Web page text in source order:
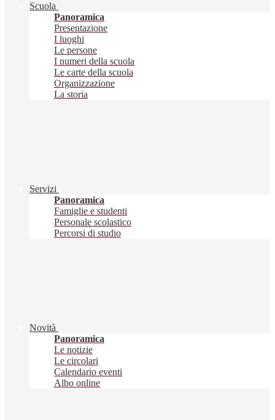
Scuola
Panoramica
Presentazione
I luoghi
Le persone
I numeri della scuola
Le carte della scuola
Organizzazione
La storia
Servizi
Panoramica
Famiglie e studenti
Personale scolastico
Percorsi di studio
Novità
Panoramica
Le notizie
Le circolari
Calendario eventi
Albo online